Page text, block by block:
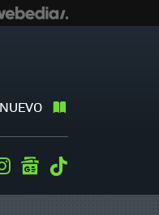
NUEVO
Instagramgooglenews